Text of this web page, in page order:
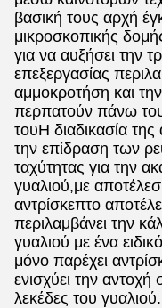
βασική τους αρχή
μικροσκοπικής
για να αυξήσει την
επεξεργασίας
αμμοκροτήση και
περπατούν πάνω
τουΗ διαδικασία
την επίδραση των
ταχύτητας για την
γυαλιού,με
αντρίσκεπτο
περιλαμβάνει την
γυαλιού με ένα
μόνο παρέχει
ενισχύει την
λεκέδες του γυαλιού.